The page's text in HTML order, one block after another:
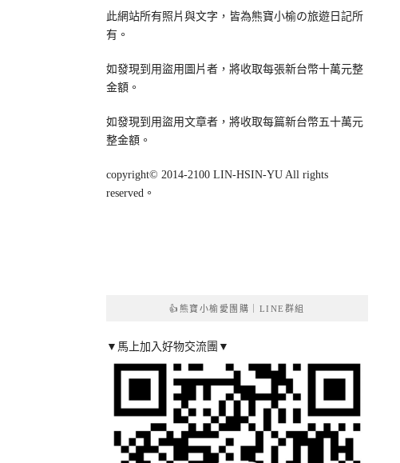
此網站所有照片與文字，皆為熊寶小榆の旅遊日記所
有。
如發現到用盜用圖片者，將收取每張新台幣十萬元整
金額。
如發現到用盜用文章者，將收取每篇新台幣五十萬元
整金額。
copyright© 2014-2100 LIN-HSIN-YU All rights
reserved。
👍熊寶小榆愛團購｜LINE群組
▼馬上加入好物交流團▼